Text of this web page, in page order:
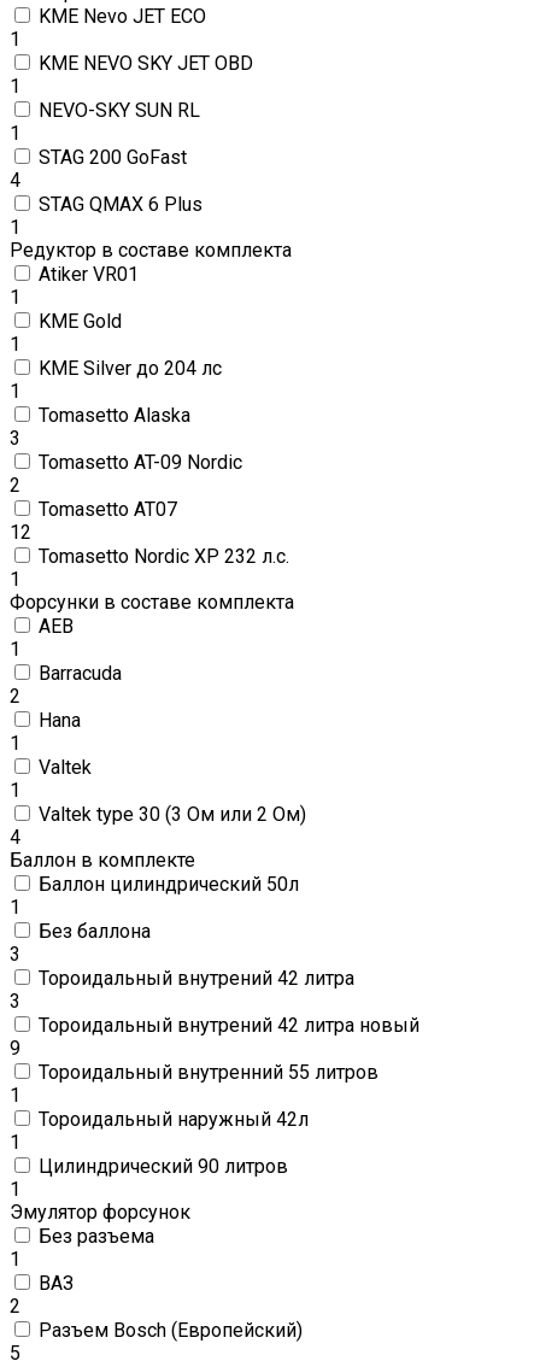
KME Nevo JET ECO
1
KME NEVO SKY JET OBD
1
NEVO-SKY SUN RL
1
STAG 200 GoFast
4
STAG QMAX 6 Plus
1
Редуктор в составе комплекта
Atiker VR01
1
KME Gold
1
KME Silver до 204 лс
1
Tomasetto Alaska
3
Tomasetto AT-09 Nordic
2
Tomasetto AT07
12
Tomasetto Nordic XP 232 л.с.
1
Форсунки в составе комплекта
AEB
1
Barracuda
2
Hana
1
Valtek
1
Valtek type 30 (3 Oм или 2 Ом)
4
Баллон в комплекте
Баллон цилиндрический 50л
1
Без баллона
3
Тороидальный внутрений 42 литра
3
Тороидальный внутрений 42 литра новый
9
Тороидальный внутренний 55 литров
1
Тороидальный наружный 42л
1
Цилиндрический 90 литров
1
Эмулятор форсунок
Без разъема
1
ВАЗ
2
Разъем Bosch (Европейский)
5